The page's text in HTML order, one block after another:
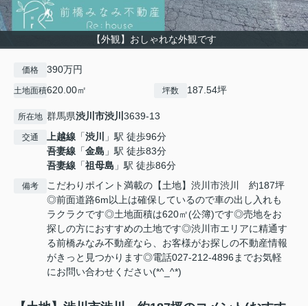
【外観】おしゃれな外観です
価格 390万円
土地面積620.00㎡ 坪数 187.54坪
所在地 群馬県渋川市渋川 3639-13
交通 上越線 「渋川
」駅 徒歩96分
吾妻線 「金島 」駅 徒歩83分
吾妻線 「祖母島 」駅 徒歩86分
備考
こだわりポイント満載の【土地】渋川市渋川 約187坪
◎前面道路6m以上は確保しているので車の出し入れも
ラクラクです◎土地面積は620㎡(公簿)です◎売地をお
探しの方におすすめの土地です◎渋川市エリアに精通す
る前橋みなみ不動産なら、お客様がお探しの不動産情報
がきっと見つかります◎電話027-212-4896までお気軽
にお問い合わせください(*^_^*)